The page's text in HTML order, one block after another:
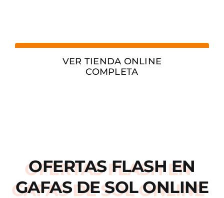
VER TIENDA ONLINE
COMPLETA
OFERTAS FLASH EN
GAFAS DE SOL ONLINE